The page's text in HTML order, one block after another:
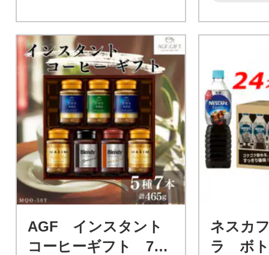
AGF インスタント
コーヒーギフト 7本
ネスカ
ラ ボト